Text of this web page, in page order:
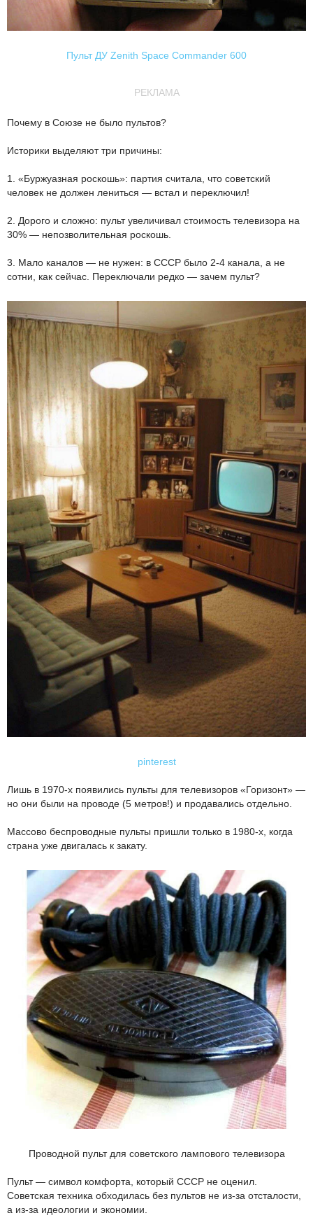
Пульт ДУ Zenith Space Commander 600
РЕКЛАМА
Почему в Союзе не было пультов?
Историки выделяют три причины:
1. «Буржуазная роскошь»: партия считала, что советский
человек не должен лениться — встал и переключил!
2. Дорого и сложно: пульт увеличивал стоимость телевизора на
30% — непозволительная роскошь.
3. Мало каналов — не нужен: в СССР было 2-4 канала, а не
сотни, как сейчас. Переключали редко — зачем пульт?
pinterest
Лишь в 1970-х появились пульты для телевизоров «Горизонт» —
но они были на проводе (5 метров!) и продавались отдельно.
Массово беспроводные пульты пришли только в 1980-х, когда
страна уже двигалась к закату.
Проводной пульт для советского лампового телевизора
Пульт — символ комфорта, который СССР не оценил.
Советская техника обходилась без пультов не из-за отсталости,
а из-за идеологии и экономии.